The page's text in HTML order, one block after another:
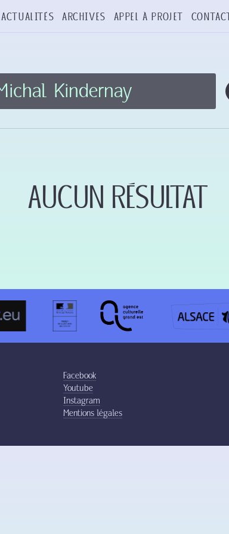
Actualités Archives Appel à projet
Aucun résultat
Facebook
Youtube
Instagram
Mentions légales